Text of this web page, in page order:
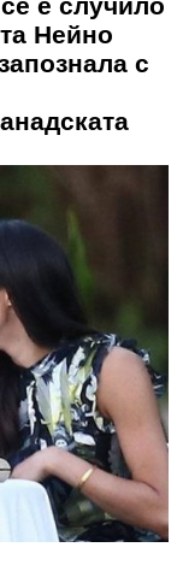
Нейно
с